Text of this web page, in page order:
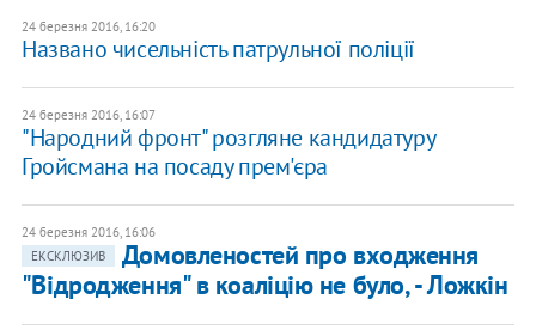
24 березня 2016, 16:20
Названо чисельність патрульної поліції
24 березня 2016, 16:07
"Народний фронт" розгляне кандидатуру
Гройсмана на посаду прем'єра
24 березня 2016, 16:06
ЕКСКЛЮЗИВ
Домовленостей про входження
"Відродження" в коаліцію не було, - Ложкін